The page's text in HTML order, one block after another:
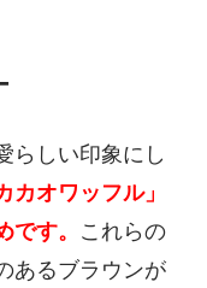
らしい印象にし
カオワッフル」
です。
これらの
あるブラウンが